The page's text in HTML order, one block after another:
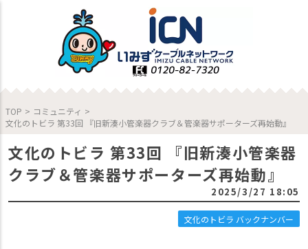
TOP > コミュニティ >
文化のトビラ 第33回 『旧新湊小管楽器クラブ＆管楽器サポーターズ再始動』
文化のトビラ 第33回 『旧新湊小管楽器
クラブ＆管楽器サポーターズ再始動』
2025/3/27 18:05
文化のトビラ バックナンバー